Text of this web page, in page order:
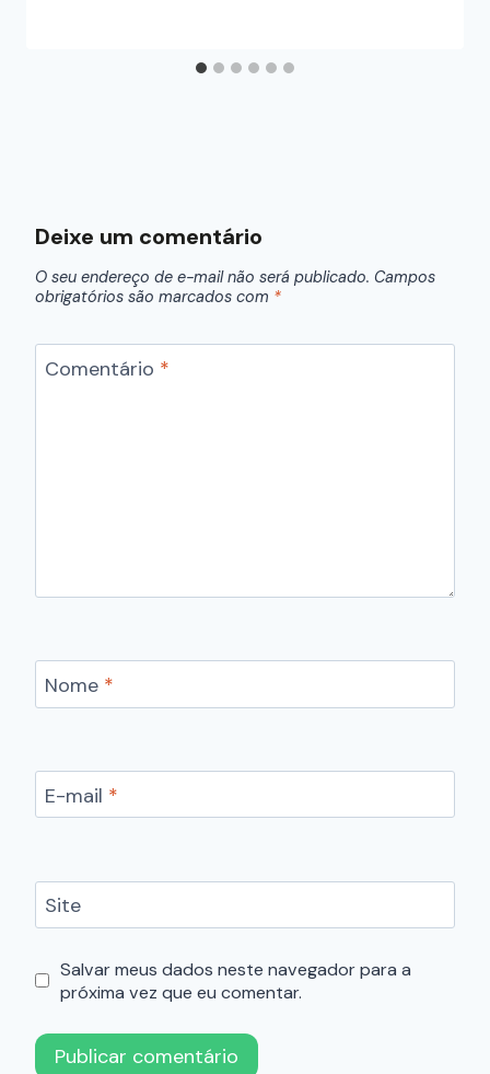
Deixe um comentário
O seu endereço de e-mail não será publicado. Campos
obrigatórios são marcados com *
Comentário *
Nome *
E-mail *
Site
Salvar meus dados neste navegador para a
próxima vez que eu comentar.